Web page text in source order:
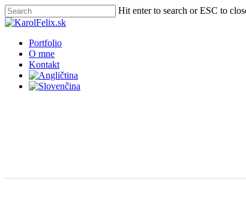
Skip
to
content
Hit enter to search or ESC to
Close
Menu
Portfolio
O mne
Kontakt